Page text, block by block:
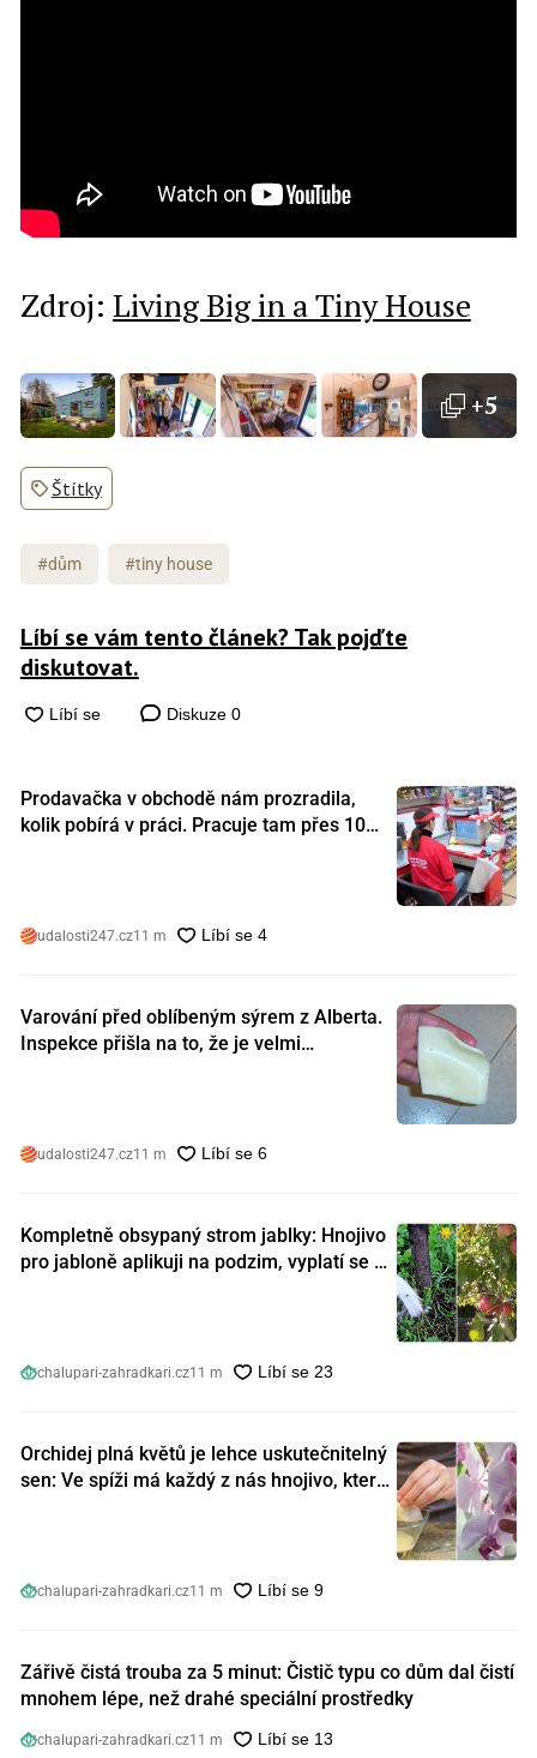
Zdroj: Living Big in a Tiny House
+5
Štítky
#dům #tiny house
Líbí se vám tento článek? Tak pojďte
diskutovat.
Diskuze 0
Prodavačka v obchodě nám prozradila,
kolik pobírá v práci. Pracuje tam přes 10
udalosti247.cz11 m
Varování před oblíbeným sýrem z Alberta.
Inspekce přišla na to, že je velmi
udalosti247.cz11 m
Kompletně obsypaný strom jablky: Hnojivo
pro jabloně aplikuji na podzim, vyplatí se s
chalupari-zahradkari.cz11 m
Orchidej plná květů je lehce uskutečnitelný
sen: Ve spíži má každý z nás hnojivo, které
chalupari-zahradkari.cz11 m
Zářivě čistá trouba za 5 minut: Čistič typu co dům dal čistí
mnohem lépe, než drahé speciální prostředky
chalupari-zahradkari.cz11 m